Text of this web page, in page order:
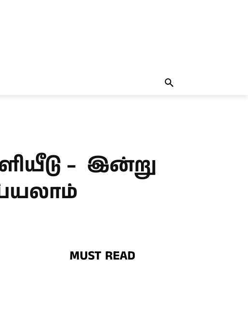
– இன்று
MUST READ